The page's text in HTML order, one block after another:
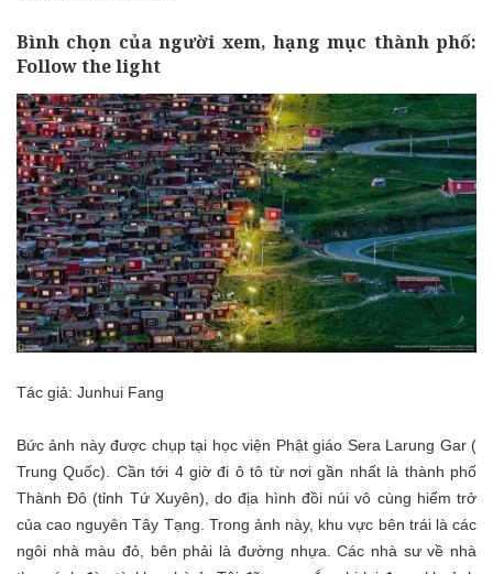
Bình chọn của người xem, hạng mục thành phố:
Follow the light
Tác giả: Junhui Fang
Bức ảnh này được chụp tại học viện Phật giáo Sera Larung Gar (
Trung Quốc). Cần tới 4 giờ đi ô tô từ nơi gần nhất là thành phố
Thành Đô (tỉnh Tứ Xuyên), do địa hình đồi núi vô cùng hiểm trở
của cao nguyên Tây Tạng. Trong ảnh này, khu vực bên trái là các
ngôi nhà màu đỏ, bên phải là đường nhựa. Các nhà sư về nhà